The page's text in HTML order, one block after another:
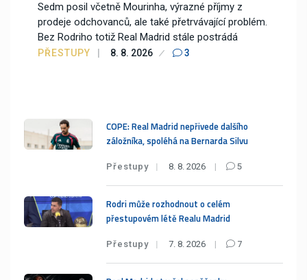
Sedm posil včetně Mourinha, výrazné příjmy z
prodeje odchovanců, ale také přetrvávající problém.
Bez Rodriho totiž Real Madrid stále postrádá
PŘESTUPY 8. 8. 2026 3
COPE: Real Madrid nepřivede dalšího
záložníka, spoléhá na Bernarda Silvu
Přestupy 8. 8. 2026 5
Rodri může rozhodnout o celém
přestupovém létě Realu Madrid
Přestupy 7. 8. 2026 7